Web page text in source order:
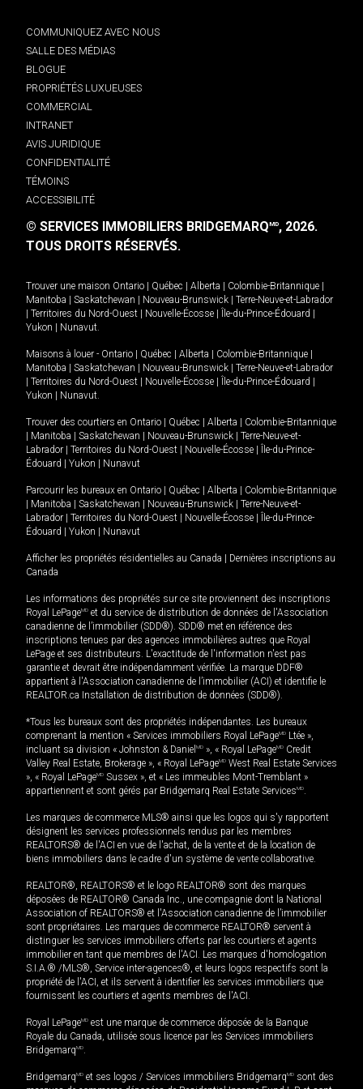
COMMUNIQUEZ AVEC NOUS
SALLE DES MÉDIAS
BLOGUE
PROPRIÉTÉS LUXUEUSES
COMMERCIAL
INTRANET
AVIS JURIDIQUE
CONFIDENTIALITÉ
TÉMOINS
ACCESSIBILITÉ
© SERVICES IMMOBILIERS BRIDGEMARQMD, 2026.
TOUS DROITS RÉSERVÉS.
Trouver une maison Ontario Québec Alberta Colombie-Britannique
Manitoba
Saskatchewan Nouveau-Brunswick
Terre-Neuve-et-Labrador
Territoires du Nord-Ouest Nouvelle-Écosse Île-du-Prince-Édouard
Yukon
Nunavut.
Maisons à louer - Ontario Québec Alberta Colombie-Britannique
Manitoba
Saskatchewan Nouveau-Brunswick
Terre-Neuve-et-Labrador
Territoires du Nord-Ouest Nouvelle-Écosse Île-du-Prince-Édouard
Yukon
Nunavut.
Trouver des courtiers en Ontario Québec Alberta
Colombie-Britannique
Manitoba Saskatchewan Nouveau-Brunswick
Terre-Neuve-et-
Labrador
Territoires du Nord-Ouest Nouvelle-Écosse
Île-du-Prince-
Édouard
Yukon Nunavut
Parcourir les bureaux en Ontario Québec Alberta
Colombie-Britannique
Manitoba Saskatchewan Nouveau-Brunswick
Terre-Neuve-et-
Labrador
Territoires du Nord-Ouest Nouvelle-Écosse
Île-du-Prince-
Édouard
Yukon Nunavut
Afficher les propriétés résidentielles au Canada
Dernières inscriptions au
Canada
Les informations des propriétés sur ce site proviennent des inscriptions
Royal LePageMD et du service de distribution de données de l'Association
canadienne de l’immobilier (SDD®). SDD® met en référence des
inscriptions tenues par des agences immobilières autres que Royal
LePage et ses distributeurs. L'exactitude de l'information n'est pas
garantie et devrait être indépendamment vérifiée. La marque DDF®
appartient à l'Association canadienne de l’immobilier (ACI) et identifie le
REALTOR.ca Installation de distribution de données (SDD®).
*Tous les bureaux sont des propriétés indépendantes. Les bureaux
comprenant la mention « Services immobiliers Royal LePageMD Ltée »,
incluant sa division « Johnston & Daniel MD », « Royal LePageMD Credit
Valley Real Estate, Brokerage », « Royal LePageMD West Real Estate Services
», « Royal LePageMD Sussex », et « Les immeubles Mont-Tremblant »
appartiennent et sont gérés par Bridgemarq Real Estate ServicesMD.
Les marques de commerce MLS® ainsi que les logos qui s'y rapportent
désignent les services professionnels rendus par les membres
REALTORS® de l'ACI en vue de l'achat, de la vente et de la location de
biens immobiliers dans le cadre d'un système de vente collaborative.
REALTOR®, REALTORS® et le logo REALTOR® sont des marques
déposées de REALTOR® Canada Inc., une compagnie dont la National
Association of REALTORS® et l'Association canadienne de l’immobilier
sont propriétaires. Les marques de commerce REALTOR® servent à
distinguer les services immobiliers offerts par les courtiers et agents
immobilier en tant que membres de l'ACI. Les marques d'homologation
S.I.A.® /MLS®, Service inter-agences®, et leurs logos respectifs sont la
propriété de l'ACI, et ils servent à identifier les services immobiliers que
fournissent les courtiers et agents membres de l'ACI.
Royal LePageMD est une marque de commerce déposée de la Banque
Royale du Canada, utilisée sous licence par les Services immobiliers
BridgemarqMD.
BridgemarqMD et ses logos / Services immobiliers BridgemarqMD sont des